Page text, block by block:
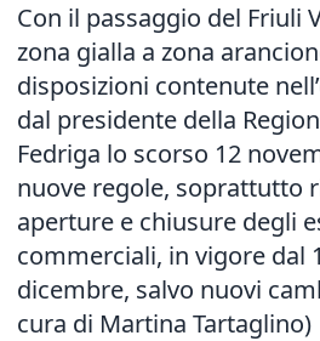
Con il passaggio del Friuli
zona gialla a zona
disposizioni contenute
dal presidente della
Fedriga lo scorso 12
nuove regole, soprattutto
aperture e chiusure degli
commerciali, in vigore dal
dicembre, salvo nuovi
cura di Martina Tartaglino)